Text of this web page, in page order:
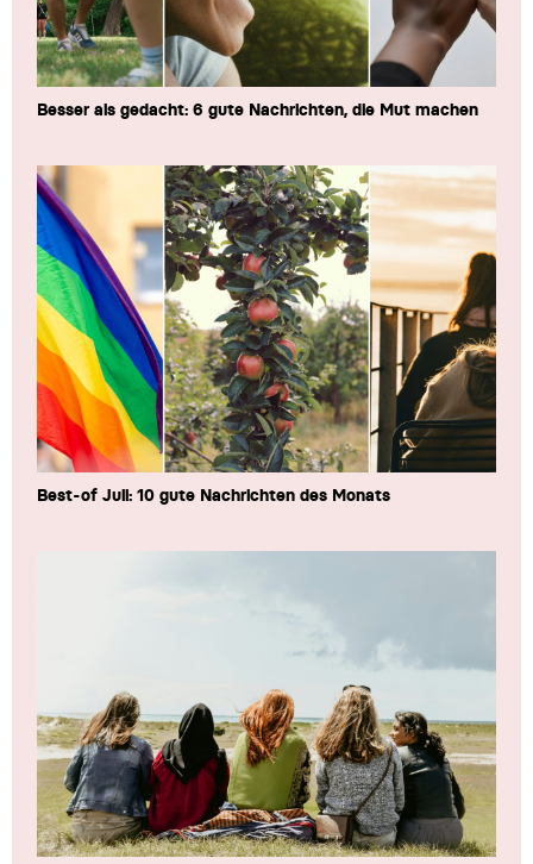
Besser als gedacht: 6 gute Nachrichten, die Mut machen
Best-of Juli: 10 gute Nachrichten des Monats